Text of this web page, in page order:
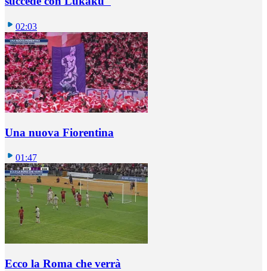
02:03
Una nuova Fiorentina
01:47
Ecco la Roma che verrà